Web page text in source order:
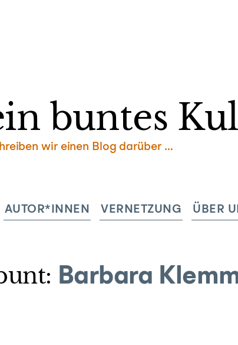
buntes
wir einen Blog darüber …
AUTOR*INNEN VERNETZUNG ÜBER
Barbara